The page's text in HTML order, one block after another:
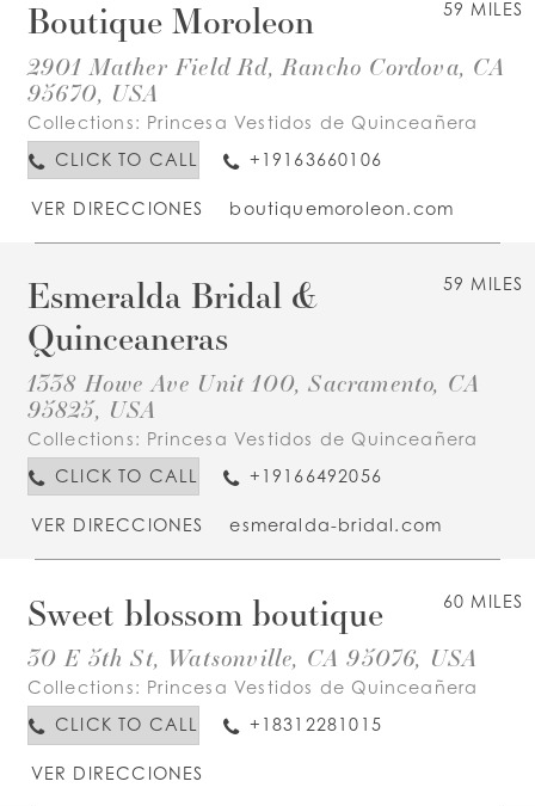
59 MILES
Boutique Moroleon
2901 Mather Field Rd, Rancho Cordova, CA
95670, USA
Collections: Princesa Vestidos de Quinceañera
CLICK TO CALL
+19163660106
VER DIRECCIONES boutiquemoroleon.com
59 MILES
Esmeralda Bridal &
Quinceaneras
1338 Howe Ave Unit 100, Sacramento, CA
95825, USA
Collections: Princesa Vestidos de Quinceañera
CLICK TO CALL
+19166492056
VER DIRECCIONES esmeralda-bridal.com
60 MILES
Sweet blossom boutique
30 E 5th St, Watsonville, CA 95076, USA
Collections: Princesa Vestidos de Quinceañera
CLICK TO CALL
+18312281015
VER DIRECCIONES